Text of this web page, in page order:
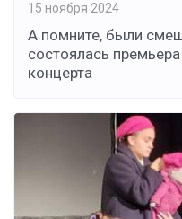
15 ноября 2024
А помните, были
состоялась
концерта